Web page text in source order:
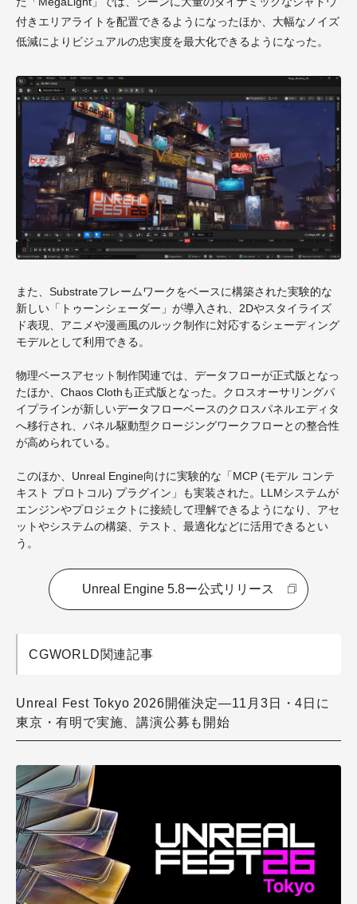
付きエリアライトを配置できるようになったほか、大幅なノイズ
低減によりビジュアルの忠実度を最大化できるようになった。
また、Substrateフレームワークをベースに構築された実験的な
新しい「トゥーンシェーダー」が導入され、2Dやスタイライズ
ド表現、アニメや漫画風のルック制作に対応するシェーディング
モデルとして利用できる。
物理ベースアセット制作関連では、データフローが正式版となっ
たほか、Chaos Clothも正式版となった。クロスオーサリングパ
イプラインが新しいデータフローベースのクロスパネルエディタ
へ移行され、パネル駆動型クロージングワークフローとの整合性
が高められている。
このほか、Unreal Engine向けに実験的な「MCP (モデル コンテ
キスト プロトコル) プラグイン」も実装された。LLMシステムが
エンジンやプロジェクトに接続して理解できるようになり、アセ
ットやシステムの構築、テスト、最適化などに活用できるとい
う。
Unreal Engine 5.8ー公式リリース
CGWORLD関連記事
Unreal Fest Tokyo 2026開催決定―11月3日・4日に
東京・有明で実施、講演公募も開始